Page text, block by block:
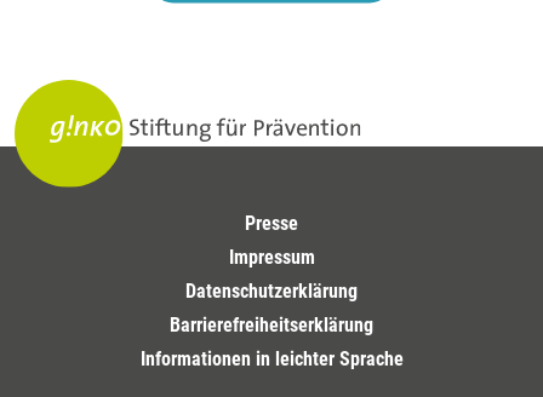
Presse
Impressum
Datenschutzerklärung
Barrierefreiheitserklärung
Informationen in leichter Sprache